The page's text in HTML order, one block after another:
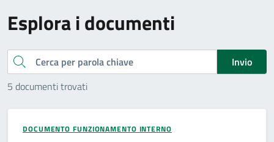
Esplora i documenti
Cerca
Invio
5 documenti trovati
DOCUMENTO FUNZIONAMENTO INTERNO